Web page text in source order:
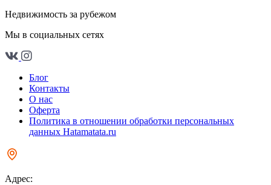
Недвижимость за рубежом
Мы в социальных сетях
Блог
Контакты
О нас
Оферта
Политика в отношении обработки персональных
данных Hatamatata.ru
Адрес: